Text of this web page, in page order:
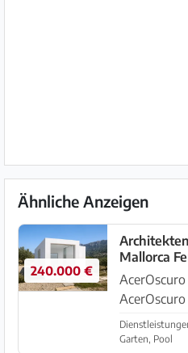
Ähnliche Anzeigen
240.000 €
Mallorca
Mallorca Nachhaltig und
Garten, Pool